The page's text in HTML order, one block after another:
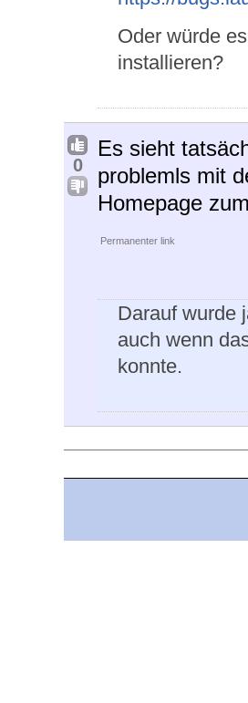
Oder würde
installieren?
0
Es sieht
problemls mit
Homepage
Permanenter link
Darauf wurde
auch wenn
konnte.